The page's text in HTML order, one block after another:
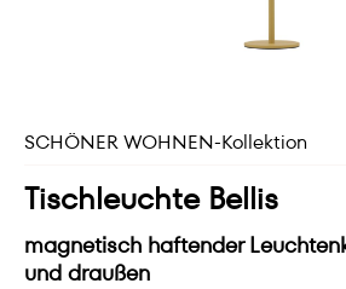
SCHÖNER WOHNEN-Kollektion
Tischleuchte Bellis
magnetisch haftender
und draußen